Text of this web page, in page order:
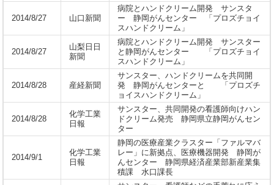
2014/8/27 山口新聞
病院とハンドクリーム開発 サンスタ
ー 静岡がんセンター 「プロズチョイ
スハンドクリーム」
2014/8/27
山梨日日
新聞
病院とハンドクリーム開発 サンスター
と静岡がんセンター 「プロズチョイ
スハンドクリーム」
2014/8/28 産経新聞
サンスター、ハンドクリームを共同開
発 静岡がんセンターと 「プロズチ
ョイスハンドクリーム」
2014/8/28
化学工業
日報
サンスター、共同開発の看護師向けハン
ドクリーム発売 静岡県立静岡がんセン
ター
2014/9/1
化学工業
日報
静岡の医療産業クラスター「ファルマバ
レー」に新拠点、医療機器開発 静岡が
んセンター 静岡県経済産業部新産業集
積課 水口課長